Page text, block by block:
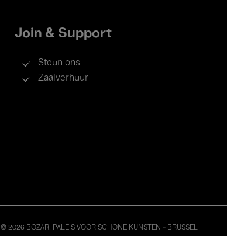
Join & Support
Steun ons
Zaalverhuur
© 2026 BOZAR. PALEIS VOOR SCHONE KUNSTEN - BRUSSEL